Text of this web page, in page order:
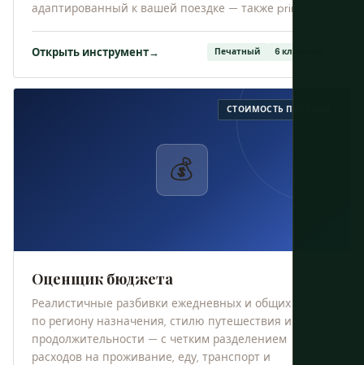
адаптированный к вашей поездке — также printable.
Открыть инструмент→ Печатный 6 климатов
💰
СТОИМОСТЬ ПОЕЗДКИ
Оценщик бюджета
Реалистичные разбивки ежедневных и общих затрат
по региону назначения, стилю путешествия и
продолжительности — с четким разделением
расходов на проживание, еду, транспорт и